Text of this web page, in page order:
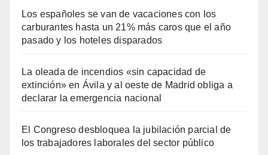
Los españoles se van de vacaciones con los
carburantes hasta un 21% más caros que el año
pasado y los hoteles disparados
La oleada de incendios «sin capacidad de
extinción» en Ávila y al oeste de Madrid obliga a
declarar la emergencia nacional
El Congreso desbloquea la jubilación parcial de
los trabajadores laborales del sector público